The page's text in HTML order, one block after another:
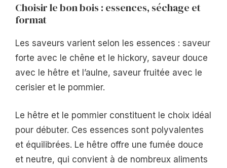
Choisir le bon bois : essences, séchage et
format
Les saveurs varient selon les essences : saveur
forte avec le chêne et le hickory, saveur douce
avec le hêtre et l’aulne, saveur fruitée avec le
cerisier et le pommier.
Le hêtre et le pommier constituent le choix idéal
pour débuter. Ces essences sont polyvalentes
et équilibrées. Le hêtre offre une fumée douce
et neutre, qui convient à de nombreux aliments